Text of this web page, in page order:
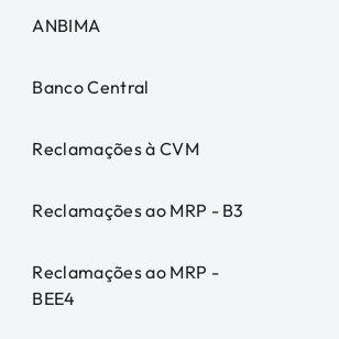
ANBIMA
Banco Central
Reclamações à CVM
Reclamações ao MRP - B3
Reclamações ao MRP -
BEE4